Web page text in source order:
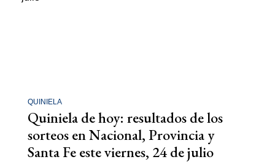
QUINIELA
Quiniela de hoy: resultados de los
sorteos en Nacional, Provincia y
Santa Fe este viernes, 24 de julio